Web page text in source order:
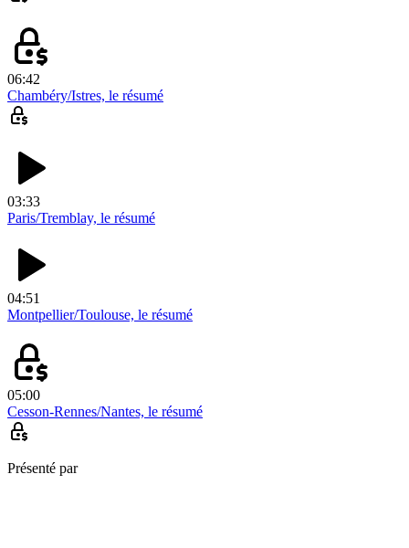
06:42
Chambéry/Istres, le résumé
03:33
Paris/Tremblay, le résumé
04:51
Montpellier/Toulouse, le résumé
05:00
Cesson-Rennes/Nantes, le résumé
Présenté par